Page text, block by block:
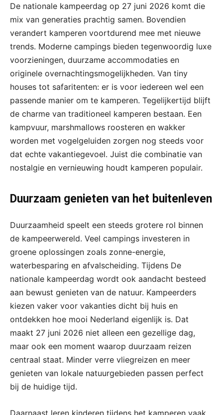
De nationale kampeerdag op 27 juni 2026 komt die
mix van generaties prachtig samen. Bovendien
verandert kamperen voortdurend mee met nieuwe
trends. Moderne campings bieden tegenwoordig luxe
voorzieningen, duurzame accommodaties en
originele overnachtingsmogelijkheden. Van tiny
houses tot safaritenten: er is voor iedereen wel een
passende manier om te kamperen. Tegelijkertijd blijft
de charme van traditioneel kamperen bestaan. Een
kampvuur, marshmallows roosteren en wakker
worden met vogelgeluiden zorgen nog steeds voor
dat echte vakantiegevoel. Juist die combinatie van
nostalgie en vernieuwing houdt kamperen populair.
Duurzaam genieten van het buitenleven
Duurzaamheid speelt een steeds grotere rol binnen
de kampeerwereld. Veel campings investeren in
groene oplossingen zoals zonne-energie,
waterbesparing en afvalscheiding. Tijdens De
nationale kampeerdag wordt ook aandacht besteed
aan bewust genieten van de natuur. Kampeerders
kiezen vaker voor vakanties dicht bij huis en
ontdekken hoe mooi Nederland eigenlijk is. Dat
maakt 27 juni 2026 niet alleen een gezellige dag,
maar ook een moment waarop duurzaam reizen
centraal staat. Minder verre vliegreizen en meer
genieten van lokale natuurgebieden passen perfect
bij de huidige tijd.
Daarnaast leren kinderen tijdens het kamperen vaak